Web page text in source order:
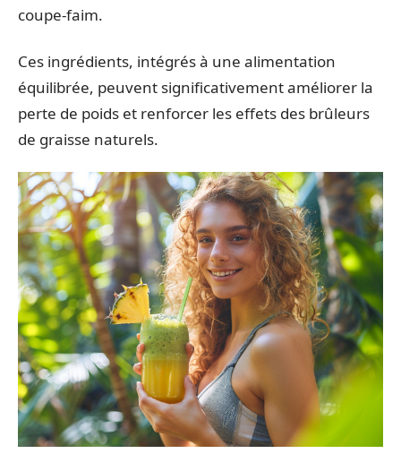
coupe-faim.
Ces ingrédients, intégrés à une alimentation
équilibrée, peuvent significativement améliorer la
perte de poids et renforcer les effets des brûleurs
de graisse naturels.